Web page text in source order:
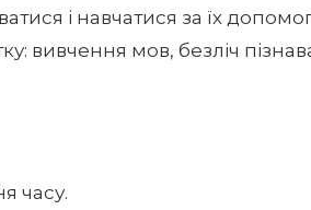
і навчатися за їх
вивчення мов, безліч
часу.